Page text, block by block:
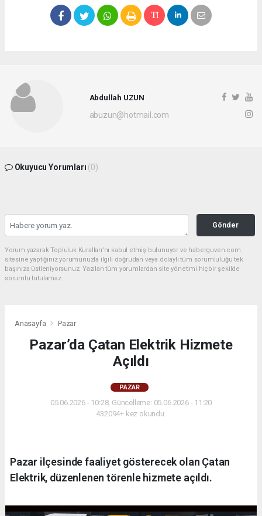
Abdullah UZUN
abuzun@hotmail.com
Okuyucu Yorumları (0)
Gönder
Yorum yazarak Topluluk Kuralları’nı kabul etmiş bulunuyor ve haberguven.com
sitesine yaptığınız yorumunuzla ilgili doğrudan veya dolaylı tüm sorumluluğu tek
başınıza üstleniyorsunuz. Yazılan tüm yorumlardan site yönetimi hiçbir şekilde
sorumlu tutulamaz.
Anasayfa Pazar
Pazar’da Çatan Elektrik Hizmete
Açıldı
PAZAR
05.06.2026 - 10:28, Güncelleme: 05.06.2026 - 11:20
432094+ kez okundu.
Pazar ilçesinde faaliyet gösterecek olan Çatan
Elektrik, düzenlenen törenle hizmete açıldı.